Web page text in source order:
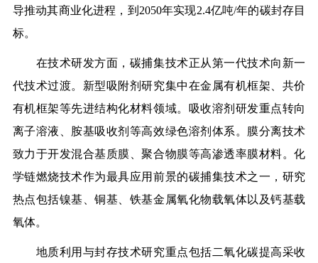
导推动其商业化进程，到2050年实现2.4亿吨/年的碳封存目
标。
在技术研发方面，碳捕集技术正从第一代技术向新一
代技术过渡。新型吸附剂研究集中在金属有机框架、共价
有机框架等先进结构化材料领域。吸收溶剂研发重点转向
离子溶液、胺基吸收剂等高效绿色溶剂体系。膜分离技术
致力于开发混合基质膜、聚合物膜等高渗透率膜材料。化
学链燃烧技术作为最具应用前景的碳捕集技术之一，研究
热点包括镍基、铜基、铁基金属氧化物载氧体以及钙基载
氧体。
地质利用与封存技术研究重点包括二氧化碳提高采收